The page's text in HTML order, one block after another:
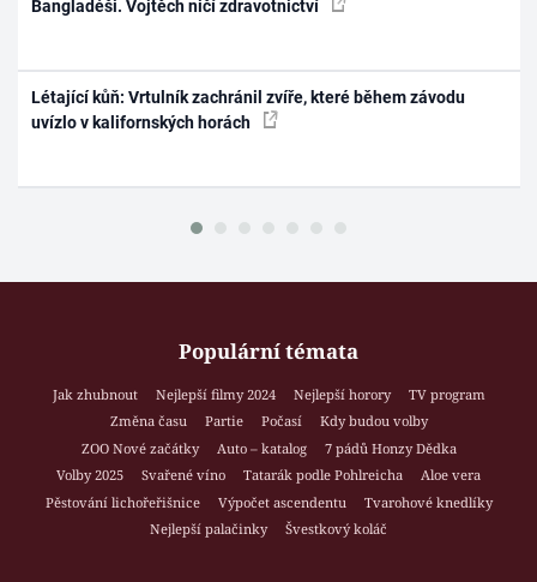
Bangladéši. Vojtěch ničí zdravotnictví
Létající kůň: Vrtulník zachránil zvíře, které během závodu
uvízlo v kalifornských horách
Populární témata
Jak zhubnout Nejlepší filmy 2024 Nejlepší horory
TV program
Změna času
Partie Počasí
Kdy budou volby
ZOO Nové začátky
Auto – katalog
7 pádů Honzy Dědka
Volby 2025
Svařené víno Tatarák podle Pohlreicha
Aloe vera
Pěstování lichořeřišnice
Výpočet ascendentu
Tvarohové knedlíky
Nejlepší palačinky
Švestkový koláč